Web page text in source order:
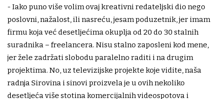
- Iako puno više volim ovaj kreativni redateljski dio nego
poslovni, nažalost, ili nasreću, jesam poduzetnik, jer imam
firmu koja već desetljećima okuplja od 20 do 30 stalnih
suradnika – freelancera. Nisu stalno zaposleni kod mene,
jer žele zadržati slobodu paralelno raditi i na drugim
projektima. No, uz televizijske projekte koje vidite, naša
radnja Sirovina i sinovi proizvela je u ovih nekoliko
desetljeća više stotina komercijalnih videospotova i